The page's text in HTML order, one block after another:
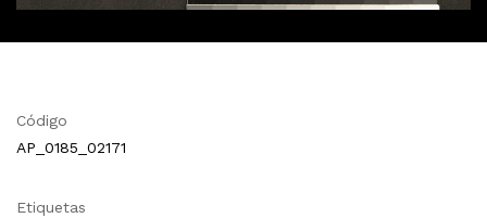
Código
AP_0185_02171
Etiquetas